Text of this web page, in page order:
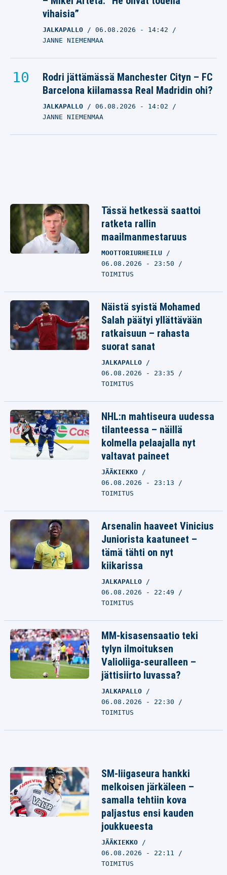
vihaisia”
JALKAPALLO 06.08.2026 - 14:42
JANNE NIEMENMAA
Rodri jättämässä Manchester Cityn – FC
Barcelona kiilamassa Real Madridin ohi?
JALKAPALLO 06.08.2026 - 14:02
JANNE NIEMENMAA
Tässä hetkessä saattoi
ratketa rallin
maailmanmestaruus
MOOTTORIURHEILU
06.08.2026 - 23:50
TOIMITUS
Näistä syistä Mohamed
Salah päätyi yllättävään
ratkaisuun – rahasta
suorat sanat
JALKAPALLO
06.08.2026 - 23:35
TOIMITUS
NHL:n mahtiseura uudessa
tilanteessa – näillä
kolmella pelaajalla nyt
valtavat paineet
JÄÄKIEKKO
06.08.2026 - 23:13
TOIMITUS
Arsenalin haaveet Vinicius
Juniorista kaatuneet –
tämä tähti on nyt
kiikarissa
JALKAPALLO
06.08.2026 - 22:49
TOIMITUS
MM-kisasensaatio teki
tylyn ilmoituksen
Valioliiga-seuralleen –
jättisiirto luvassa?
JALKAPALLO
06.08.2026 - 22:30
TOIMITUS
SM-liigaseura hankki
melkoisen järkäleen –
samalla tehtiin kova
paljastus ensi kauden
joukkueesta
JÄÄKIEKKO
06.08.2026 - 22:11
TOIMITUS